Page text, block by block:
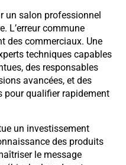
un salon professionnel
L’erreur commune
des commerciaux. Une
techniques capables
des responsables
avancées, et des
pour qualifier rapidement
un investissement
des produits
le message